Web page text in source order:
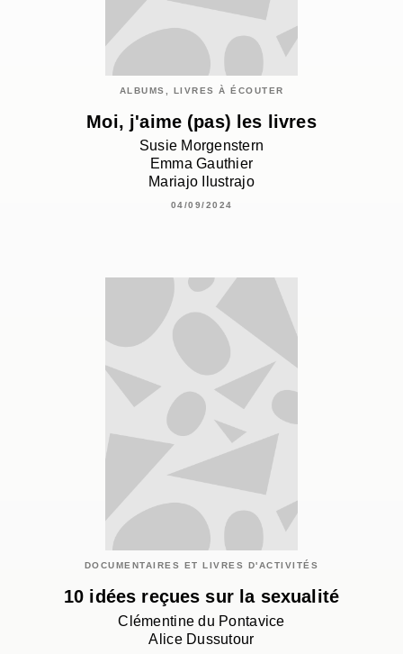
ALBUMS, LIVRES À ÉCOUTER
Moi, j'aime (pas) les livres
Susie Morgenstern
Emma Gauthier
Mariajo Ilustrajo
04/09/2024
DOCUMENTAIRES ET LIVRES D'ACTIVITÉS
10 idées reçues sur la sexualité
Clémentine du Pontavice
Alice Dussutour